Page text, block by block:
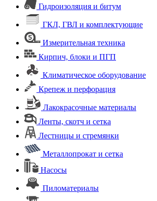
Гидроизоляция и битум
ГКЛ, ГВЛ и комплектующие
Измерительная техника
Кирпич, блоки и ПГП
Климатическое оборудование
Крепеж и перфорация
Лакокрасочные материалы
Ленты, скотч и сетка
Лестницы и стремянки
Металлопрокат и сетка
Насосы
Пиломатериалы